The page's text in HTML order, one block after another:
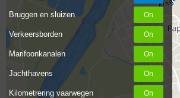
Bruggen en sluizen
Verkeersborden
Marifoonkanalen
Jachthavens
Kilometrering vaarwegen